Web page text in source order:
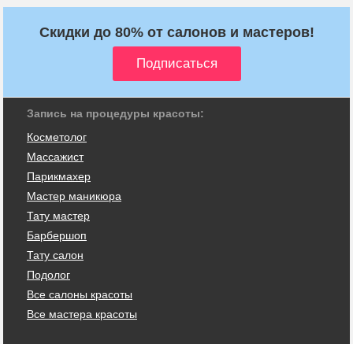
Скидки до 80% от салонов и мастеров!
Запись на процедуры красоты:
Косметолог
Массажист
Парикмахер
Мастер маникюра
Тату мастер
Барбершоп
Тату салон
Подолог
Все салоны красоты
Все мастера красоты